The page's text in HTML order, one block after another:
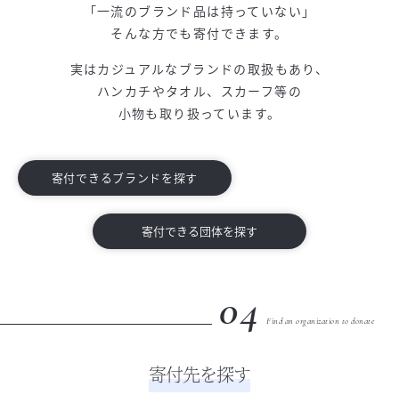
「一流のブランド品は持っていない」
そんな方でも寄付できます。
実はカジュアルなブランドの取扱もあり、
ハンカチやタオル、スカーフ等の
小物も取り扱っています。
寄付できるブランドを探す
寄付できる団体を探す
04 Find an organization to donate
寄付先を探す